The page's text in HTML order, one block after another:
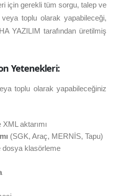
için gerekli tüm sorgu, talep ve
toplu olarak yapabileceği,
YAZILIM tarafından üretilmiş
Yetenekleri:
toplu olarak yapabileceğiniz
aktarımı
(SGK, Araç, MERNİS, Tapu)
klasörleme